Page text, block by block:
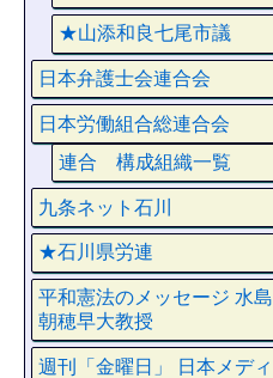
★山添和良七尾市議
日本弁護士会連合会
日本労働組合総連合会
連合 構成組織一覧
九条ネット石川
★石川県労連
平和憲法のメッセージ 水島
朝穂早大教授
週刊「金曜日」 日本メディ